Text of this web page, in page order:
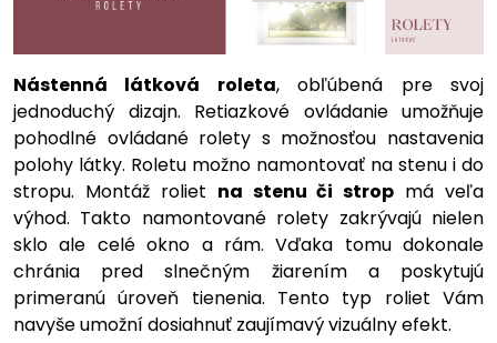
Nástenná látková roleta, obľúbená pre svoj
jednoduchý dizajn. Retiazkové ovládanie umožňuje
pohodlné ovládané rolety s možnosťou nastavenia
polohy látky. Roletu možno namontovať na stenu i do
stropu. Montáž roliet na stenu či strop má veľa
výhod. Takto namontované rolety zakrývajú nielen
sklo ale celé okno a rám. Vďaka tomu dokonale
chránia pred slnečným žiarením a poskytujú
primeranú úroveň tienenia. Tento typ roliet Vám
navyše umožní dosiahnuť zaujímavý vizuálny efekt.